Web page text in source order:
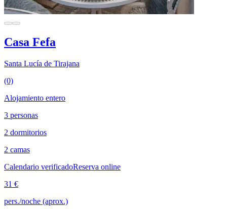
Casa Fefa
Santa Lucía de Tirajana
(0)
Alojamiento entero
3 personas
2 dormitorios
2 camas
Calendario verificadoReserva online
31 €
pers./noche (aprox.)